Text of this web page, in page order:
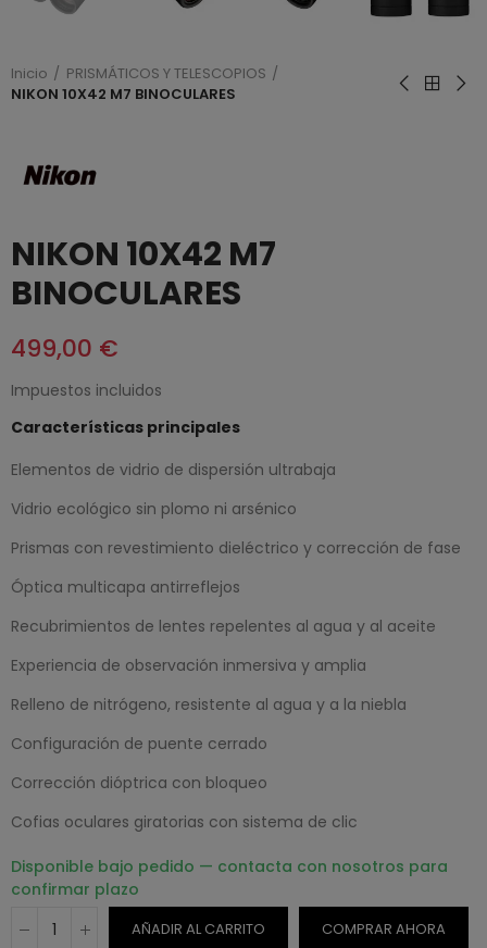
Inicio
PRISMÁTICOS Y TELESCOPIOS
NIKON 10X42 M7 BINOCULARES
NIKON 10X42 M7
BINOCULARES
499,00 €
Impuestos incluidos
Características principales
Elementos de vidrio de dispersión ultrabaja
Vidrio ecológico sin plomo ni arsénico
Prismas con revestimiento dieléctrico y corrección de fase
Óptica multicapa antirreflejos
Recubrimientos de lentes repelentes al agua y al aceite
Experiencia de observación inmersiva y amplia
Relleno de nitrógeno, resistente al agua y a la niebla
Configuración de puente cerrado
Corrección dióptrica con bloqueo
Cofias oculares giratorias con sistema de clic
Disponible bajo pedido — contacta con nosotros para
confirmar plazo
AÑADIR AL CARRITO COMPRAR AHORA